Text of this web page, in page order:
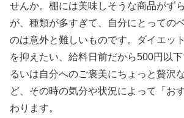
せんか。棚には美味しそうな商品がず
が、種類が多すぎて、自分にとっての
のは意外と難しいものです。ダイエッ
を抑えたい、給料日前だから500円以
るいは自分へのご褒美にちょっと贅沢
ど、その時の気分や状況によって「お
わります。